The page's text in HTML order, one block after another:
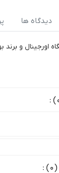
دیدگاه ها
اورجینال و
: